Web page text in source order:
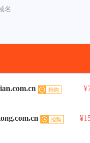
名